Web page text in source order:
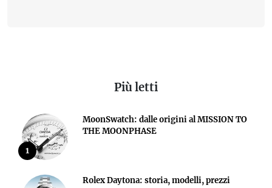
Più letti
1
MoonSwatch: dalle origini al MISSION TO
THE MOONPHASE
Rolex Daytona: storia, modelli, prezzi